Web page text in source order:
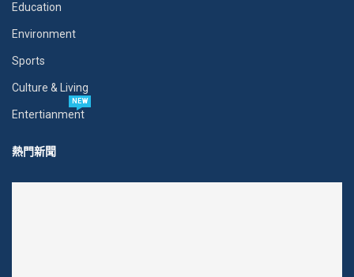
Education
Environment
Sports
Culture & Living
Entertianment
NEW
熱門新聞